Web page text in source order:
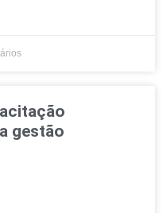
gestão